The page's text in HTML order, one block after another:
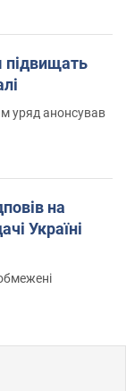
підвищать
уряд анонсував
на
Україні